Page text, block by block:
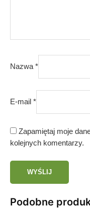
Nazwa *
E-mail *
Zapamiętaj moje
kolejnych komentarzy.
Podobne